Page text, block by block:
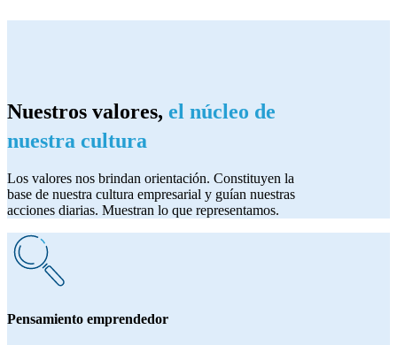
Nuestros valores, el núcleo de
nuestra cultura
Los valores nos brindan orientación. Constituyen la
base de nuestra cultura empresarial y guían nuestras
acciones diarias. Muestran lo que representamos.
Pensamiento emprendedor